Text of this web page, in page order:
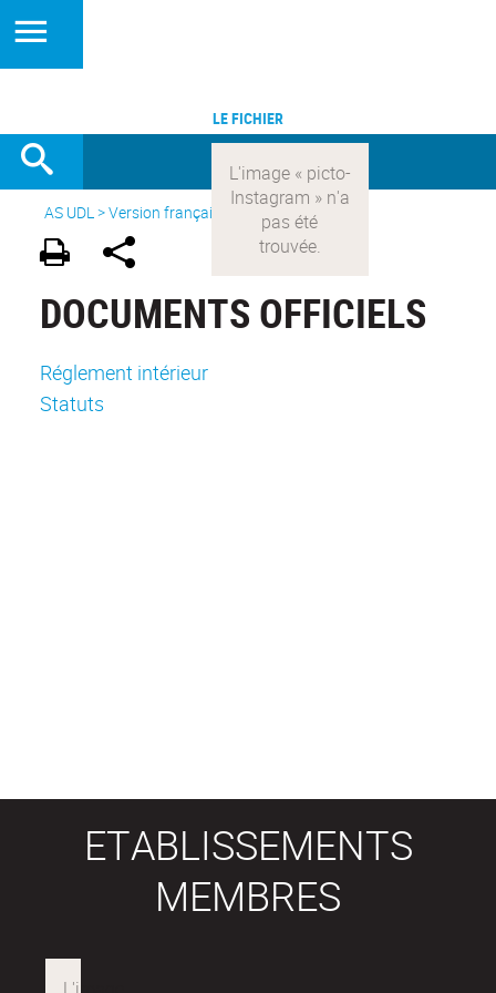
LE FICHIER
AS UDL>Version française Documents officiels
DOCUMENTS OFFICIELS
Réglement intérieur
Statuts
ETABLISSEMENTS
MEMBRES